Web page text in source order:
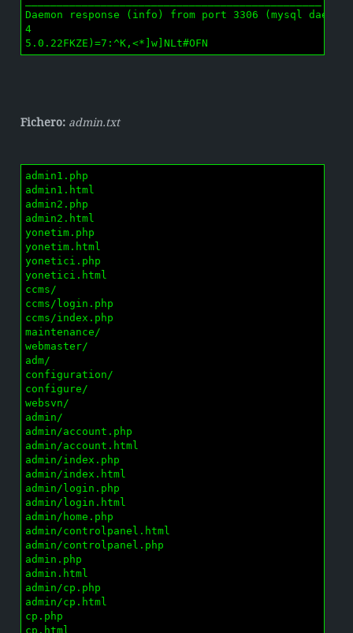
Daemon response (info) from port 3306 (mysql
4
5.0.22FKZE)=7:^K,<*]w]NLt#OFN
Fichero: admin.txt
admin1.php
admin1.html
admin2.php
admin2.html
yonetim.php
yonetim.html
yonetici.php
yonetici.html
ccms/
ccms/login.php
ccms/index.php
maintenance/
webmaster/
adm/
configuration/
configure/
websvn/
admin/
admin/account.php
admin/account.html
admin/index.php
admin/index.html
admin/login.php
admin/login.html
admin/home.php
admin/controlpanel.html
admin/controlpanel.php
admin.php
admin.html
admin/cp.php
admin/cp.html
cp.php
cp.html